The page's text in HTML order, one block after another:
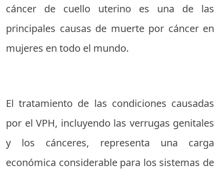
cáncer de cuello uterino es una de las
principales causas de muerte por cáncer en
mujeres en todo el mundo.
El tratamiento de las condiciones causadas
por el VPH, incluyendo las verrugas genitales
y los cánceres, representa una carga
económica considerable para los sistemas de